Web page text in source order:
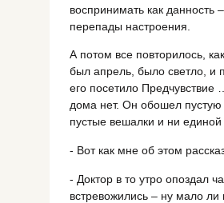
воспринимать как
перепады настроения.
А потом все повторилось,
был апрель, было светло, и
его посетило Предчувствие
дома нет. Он обошел
пустые вешалки и ни
- Вот как мне об этом
- Доктор в то утро опоздал
встревожились – ну мало ли